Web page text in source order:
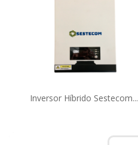
Inversor Híbrido Sestecom...